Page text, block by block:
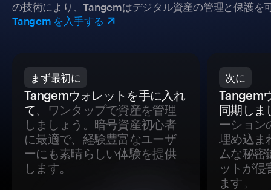
の技術により、Tangemはデジタル資産の管理と保護を
Tangem を入手する
まず最初に
Tangemウォレットを手に入れ
て、ワンタップで資産を管理
しましょう。暗号資産初心者
に最適で、経験豊富なユーザ
ーにも素晴らしい体験を提供
します。
次に
Tangem
同期しま
ーション
埋め込ま
ムな秘密
ットが侵
ます。